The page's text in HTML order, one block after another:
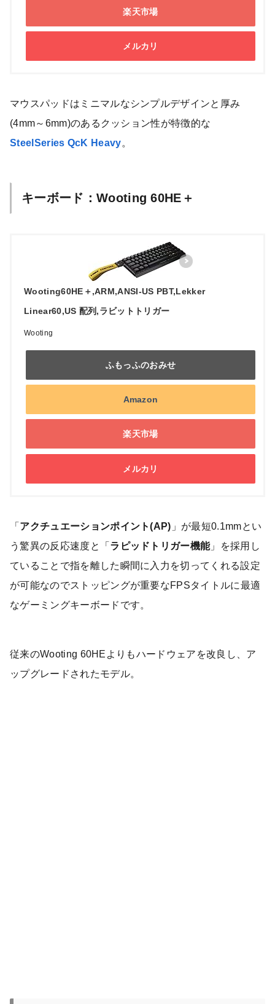
楽天市場
メルカリ
マウスパッドはミニマルなシンプルデザインと厚み
(4mm～6mm)のあるクッション性が特徴的な
SteelSeries QcK Heavy。
キーボード：Wooting 60HE＋
Wooting60HE＋,ARM,ANSI-US PBT,Lekker
Linear60,US 配列,ラビットトリガー
Wooting
ふもっふのおみせ
Amazon
楽天市場
メルカリ
「 アクチュエーションポイント(AP) 」が最短0.1mmとい
う驚異の反応速度と「 ラピッドトリガー機能」を採用し
ていることで指を離した瞬間に入力を切ってくれる設定
が可能なのでストッピングが重要なFPSタイトルに最適
なゲーミングキーボードです。
従来のWooting 60HEよりもハードウェアを改良し、ア
ップグレードされたモデル。